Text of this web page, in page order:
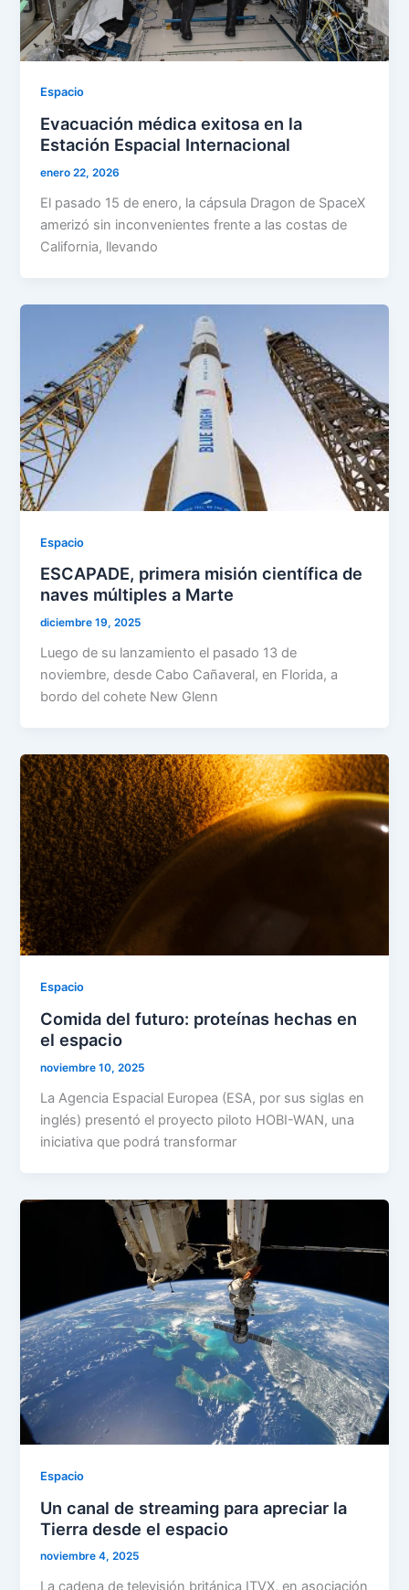
Espacio
Evacuación médica exitosa en la
Estación Espacial Internacional
enero 22, 2026
El pasado 15 de enero, la cápsula Dragon de SpaceX
amerizó sin inconvenientes frente a las costas de
California, llevando
Espacio
ESCAPADE, primera misión científica de
naves múltiples a Marte
diciembre 19, 2025
Luego de su lanzamiento el pasado 13 de
noviembre, desde Cabo Cañaveral, en Florida, a
bordo del cohete New Glenn
Espacio
Comida del futuro: proteínas hechas en
el espacio
noviembre 10, 2025
La Agencia Espacial Europea (ESA, por sus siglas en
inglés) presentó el proyecto piloto HOBI-WAN, una
iniciativa que podrá transformar
Espacio
Un canal de streaming para apreciar la
Tierra desde el espacio
noviembre 4, 2025
La cadena de televisión británica ITVX, en asociación